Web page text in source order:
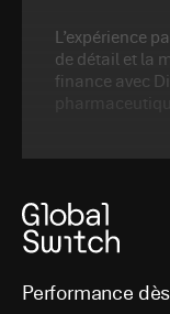
L’expérience
de détail et la
finance avec
Performance